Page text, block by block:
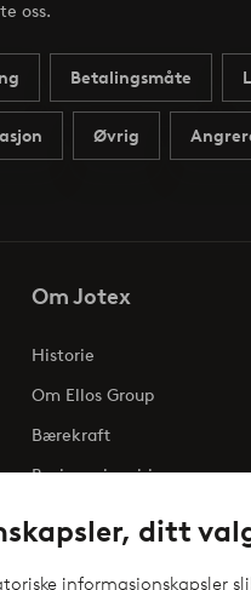
ditt
informasjonskapsler
oss.
Betalingsmåte
Øvrig
Om Jotex
Historie
Om Ellos Group
Bærekraft
Business inquiries
Tilgjengelighetserklæring